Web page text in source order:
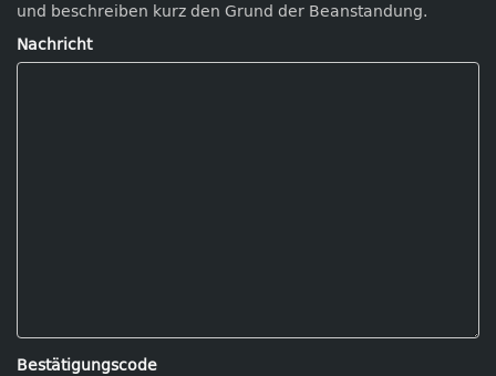
und beschreiben kurz den Grund der Beanstandung.
Nachricht
Bestätigungscode